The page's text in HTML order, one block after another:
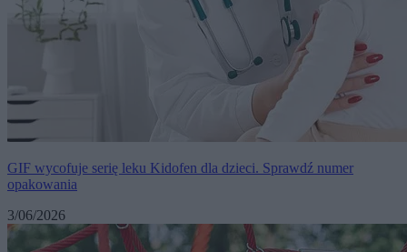
GIF wycofuje serię leku Kidofen dla dzieci. Sprawdź numer
opakowania
3/06/2026